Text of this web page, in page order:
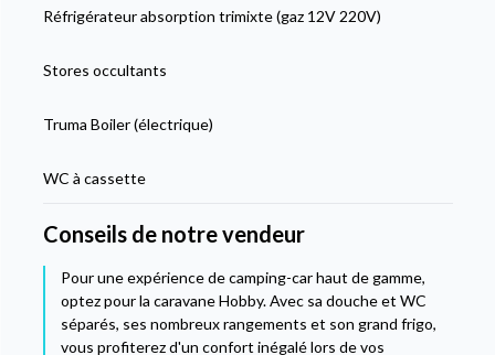
Réfrigérateur absorption trimixte (gaz 12V 220V)
Stores occultants
Truma Boiler (électrique)
WC à cassette
Conseils de notre vendeur
Pour une expérience de camping-car haut de gamme,
optez pour la caravane Hobby. Avec sa douche et WC
séparés, ses nombreux rangements et son grand frigo,
vous profiterez d'un confort inégalé lors de vos